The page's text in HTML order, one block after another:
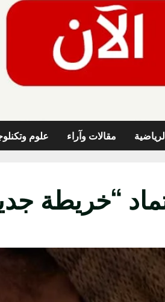
مقالات وآراء علوم
“خريطة